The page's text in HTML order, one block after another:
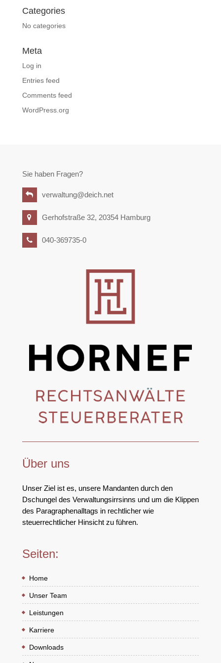
Categories
No categories
Meta
Log in
Entries feed
Comments feed
WordPress.org
Sie haben Fragen?
verwaltung@deich.net
Gerhofstraße 32, 20354 Hamburg
040-369735-0
Über uns
Unser Ziel ist es, unsere Mandanten durch den
Dschungel des Verwaltungsirrsinns und um die Klippen
des Paragraphenalltags in rechtlicher wie
steuerrechtlicher Hinsicht zu führen.
Seiten:
Home
Unser Team
Leistungen
Karriere
Downloads